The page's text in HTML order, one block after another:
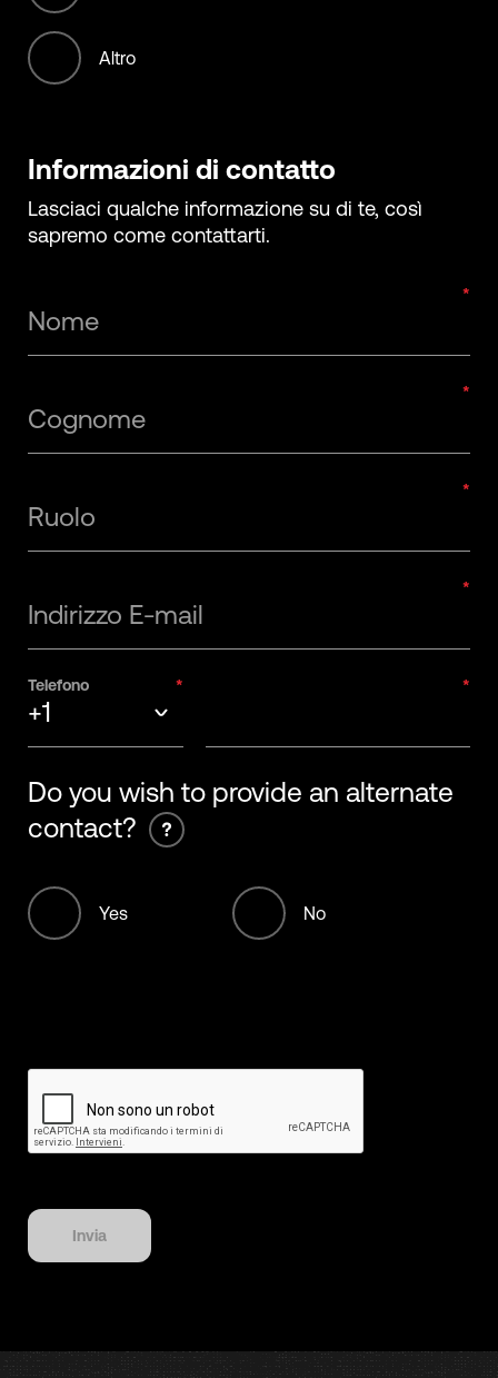
Altro
Informazioni di contatto
Lasciaci qualche informazione su di te, così
sapremo come contattarti.
Nome
Cognome
Ruolo
Indirizzo E-mail
Telefono
+1
+93
+355
+213
+376
+54
+374
+297
+61
Do you wish to provide an alternate
contact?
Yes No
Invia